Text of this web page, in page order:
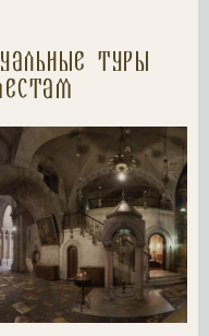
туры